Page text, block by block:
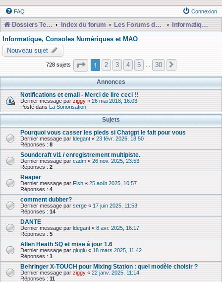
FAQ Connexion
Dossiers Techniques Index du forum Les Forums de Discussions
Informatique, Consoles Numériques et MAO
Informatique, Consoles Numériques et MAO
Nouveau sujet
728 sujets Page 1sur30
1 2 3 4 5 30
Annonces
Notifications et email - Merci de lire ceci !!
Dernier message par ziggy « 26 mai 2018, 16:03
Posté dans La Sonorisation
Sujets
Pourquoi vous casser les pieds si Chatgpt le fait pour vous
Dernier message par ldegant « 23 févr. 2026, 18:50
Réponses : 8
Soundcraft vi1 / enregistrement multipiste.
Dernier message par cadm « 26 nov. 2025, 23:53
Réponses : 2
Reaper
Dernier message par Fish « 25 août 2025, 10:57
Réponses : 4
comment dubber?
Dernier message par serge « 17 juin 2025, 11:53
Réponses : 14
DANTE
Dernier message par ldegant « 8 avr. 2025, 16:17
Réponses : 5
Allen Heath SQ et mise à jour 1.6
Dernier message par gluglu « 18 mars 2025, 11:42
Réponses : 1
Behringer X-TOUCH pour Mixing Station : quel modèle choisir ?
Dernier message par ziggy « 22 janv. 2025, 11:14
Réponses : 11